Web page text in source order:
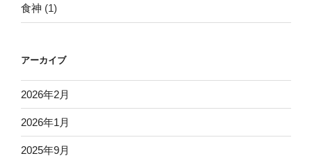
食神 (1)
アーカイブ
2026年2月
2026年1月
2025年9月